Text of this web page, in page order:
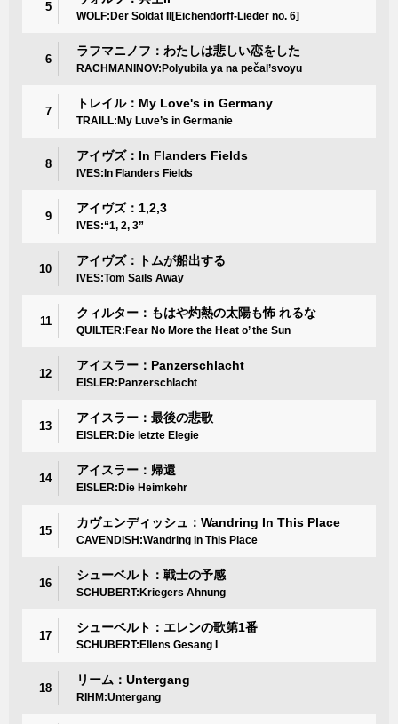
5
WOLF:Der Soldat II[Eichendorff-Lieder no. 6]
6
ラフマニノフ：わたしは悲しい恋をした
RACHMANINOV:Polyubila ya na pečal’svoyu
7
トレイル：My Love's in Germany
TRAILL:My Luve’s in Germanie
8
アイヴズ：In Flanders Fields
IVES:In Flanders Fields
9
アイヴズ：1,2,3
IVES:“1, 2, 3”
10
アイヴズ：トムが船出する
IVES:Tom Sails Away
11
クィルター：もはや灼熱の太陽も怖 れるな
QUILTER:Fear No More the Heat o’ the Sun
12
アイスラー：Panzerschlacht
EISLER:Panzerschlacht
13
アイスラー：最後の悲歌
EISLER:Die letzte Elegie
14
アイスラー：帰還
EISLER:Die Heimkehr
15
カヴェンディッシュ：Wandring In This Place
CAVENDISH:Wandring in This Place
16
シューベルト：戦士の予感
SCHUBERT:Kriegers Ahnung
17
シューベルト：エレンの歌第1番
SCHUBERT:Ellens Gesang I
18
リーム：Untergang
RIHM:Untergang